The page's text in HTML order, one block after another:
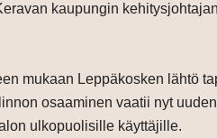
kaupungin
mukaan Leppäkosken lähtö
osaaminen vaatii nyt
ulkopuolisille käyttäjille.